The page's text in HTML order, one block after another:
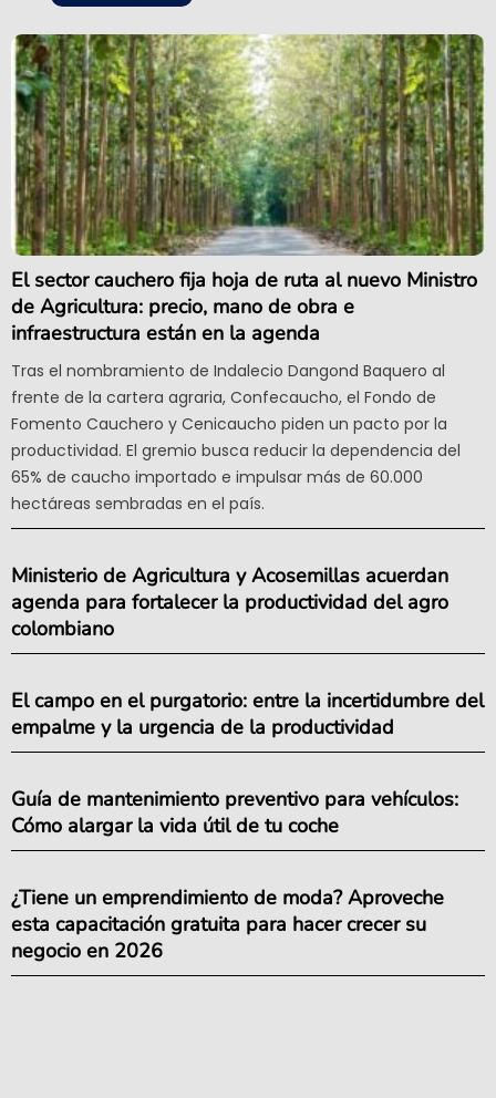
El sector cauchero fija hoja de ruta al nuevo Ministro
de Agricultura: precio, mano de obra e
infraestructura están en la agenda
Tras el nombramiento de Indalecio Dangond Baquero al
frente de la cartera agraria, Confecaucho, el Fondo de
Fomento Cauchero y Cenicaucho piden un pacto por la
productividad. El gremio busca reducir la dependencia del
65% de caucho importado e impulsar más de 60.000
hectáreas sembradas en el país.
Ministerio de Agricultura y Acosemillas acuerdan
agenda para fortalecer la productividad del agro
colombiano
El campo en el purgatorio: entre la incertidumbre del
empalme y la urgencia de la productividad
Guía de mantenimiento preventivo para vehículos:
Cómo alargar la vida útil de tu coche
¿Tiene un emprendimiento de moda? Aproveche
esta capacitación gratuita para hacer crecer su
negocio en 2026